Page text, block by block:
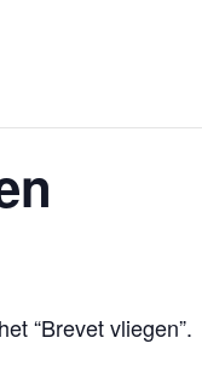
“Brevet